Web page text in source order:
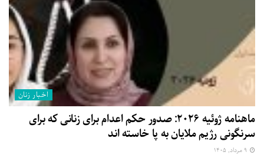
اخبار زنان
ماهنامه ژوئیه ۲۰۲۶: صدور حکم اعدام برای زنانی که برای
سرنگونی رژیم ملایان به پا خاسته اند